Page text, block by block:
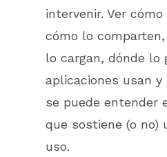
intervenir. Ver
cómo lo
lo cargan, dónde lo
aplicaciones usan
se puede entender
que sostiene (o no)
uso.